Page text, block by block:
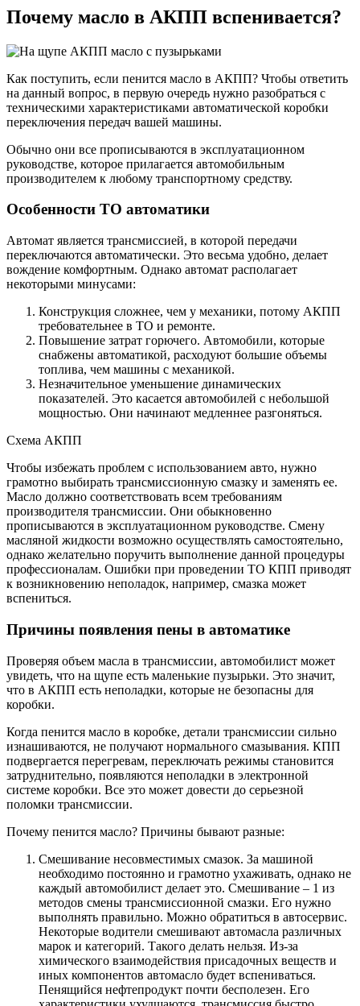
Почему масло в АКПП вспенивается?
Как поступить, если пенится масло в АКПП? Чтобы ответить
на данный вопрос, в первую очередь нужно разобраться с
техническими характеристиками автоматической коробки
переключения передач вашей машины.
Обычно они все прописываются в эксплуатационном
руководстве, которое прилагается автомобильным
производителем к любому транспортному средству.
Особенности ТО автоматики
Автомат является трансмиссией, в которой передачи
переключаются автоматически. Это весьма удобно, делает
вождение комфортным. Однако автомат располагает
некоторыми минусами:
Конструкция сложнее, чем у механики, потому АКПП
требовательнее в ТО и ремонте.
Повышение затрат горючего. Автомобили, которые
снабжены автоматикой, расходуют большие объемы
топлива, чем машины с механикой.
Незначительное уменьшение динамических
показателей. Это касается автомобилей с небольшой
мощностью. Они начинают медленнее разгоняться.
Схема АКПП
Чтобы избежать проблем с использованием авто, нужно
грамотно выбирать трансмиссионную смазку и заменять ее.
Масло должно соответствовать всем требованиям
производителя трансмиссии. Они обыкновенно
прописываются в эксплуатационном руководстве. Смену
масляной жидкости возможно осуществлять самостоятельно,
однако желательно поручить выполнение данной процедуры
профессионалам. Ошибки при проведении ТО КПП приводят
к возникновению неполадок, например, смазка может
вспениться.
Причины появления пены в автоматике
Проверяя объем масла в трансмиссии, автомобилист может
увидеть, что на щупе есть маленькие пузырьки. Это значит,
что в АКПП есть неполадки, которые не безопасны для
коробки.
Когда пенится масло в коробке, детали трансмиссии сильно
изнашиваются, не получают нормального смазывания. КПП
подвергается перегревам, переключать режимы становится
затруднительно, появляются неполадки в электронной
системе коробки. Все это может довести до серьезной
поломки трансмиссии.
Почему пенится масло? Причины бывают разные:
Смешивание несовместимых смазок. За машиной
необходимо постоянно и грамотно ухаживать, однако не
каждый автомобилист делает это. Смешивание – 1 из
методов смены трансмиссионной смазки. Его нужно
выполнять правильно. Можно обратиться в автосервис.
Некоторые водители смешивают автомасла различных
марок и категорий. Такого делать нельзя. Из-за
химического взаимодействия присадочных веществ и
иных компонентов автомасло будет вспениваться.
Пенящийся нефтепродукт почти бесполезен. Его